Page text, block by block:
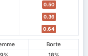
0.50
0.36
0.64
Borte